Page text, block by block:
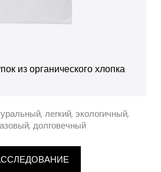
из органического хлопка
легкий, экологичный,
долговечный